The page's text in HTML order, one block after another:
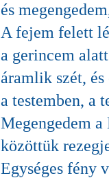
és
A fejem felett
a gerincem
áramlik szét,
a testemben, a
Megengedem
közöttük
Egységes fény